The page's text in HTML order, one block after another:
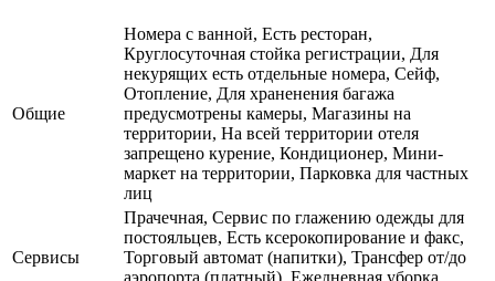
Общие
Номера с ванной, Есть ресторан,
Круглосуточная стойка регистрации, Для
некурящих есть отдельные номера, Сейф,
Отопление, Для храненения багажа
предусмотрены камеры, Магазины на
территории, На всей территории отеля
запрещено курение, Кондиционер, Мини-
маркет на территории, Парковка для частных
лиц
Сервисы
Прачечная, Сервис по глажению одежды для
постояльцев, Есть ксерокопирование и факс,
Торговый автомат (напитки), Трансфер от/до